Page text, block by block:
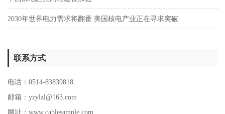
2030年世界电力需求将翻番 美国核电产业正在寻求突破
联系方式
电话：0514-83839818
邮箱：yzylzl@163.com
网址： www.cablesample.com